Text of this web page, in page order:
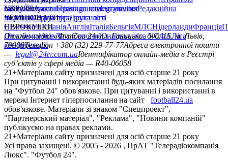
сайтуКонтактиПравила коментуванняРедакційна
політикаСтруктура власності
facebookxyoutubeinstagramtelegramviber
УКРАЇНА
УкраїнаПерша лігаДруга ліга
ЧЕМПІОНАТИ
НімеччинаІспаніяАнгліяІталіяБельгіяМЛСНідерландиФранція
ЄВРОКУБКИ
Ліга чемпіонівЛіга ЄвропиЮнацька ліга УЄФАЛіга
конференцій
Онлайн-медіа «Футбол 24»пл. Галицька, буд. 15, м. Львів,
79008Телефон +380 (32) 229-77-77Адреса електронної пошти
— legal@24tv.com.uaІдентифікатор онлайн-медіа в Реєстрі
суб’єктів у сфері медіа — R40-06058
21+Матеріали сайту призначені для осіб старше 21 року
При цитуванні і використанні будь-яких матеріалів посилання
на "Футбол 24" обов'язкове. При цитуванні і використанні в
мережі Інтернет гіперпосилання на сайт
football24.ua
обов'язкове. Матеріали зі знаком "Спецпроект",
"Партнерський матеріал", "Реклама", "Новини компаній"
публікуємо на правах реклами.
21+Матеріали сайту призначені для осіб старше 21 року
Усi права захищенi. © 2005 - 2026 , ПрАТ "Телерадіокомпанія
Люкс". "Футбол 24".